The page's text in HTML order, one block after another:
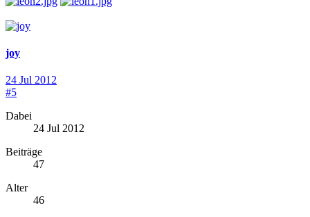
joy
24 Jul 2012
#5
Dabei
24 Jul 2012
Beiträge
47
Alter
46